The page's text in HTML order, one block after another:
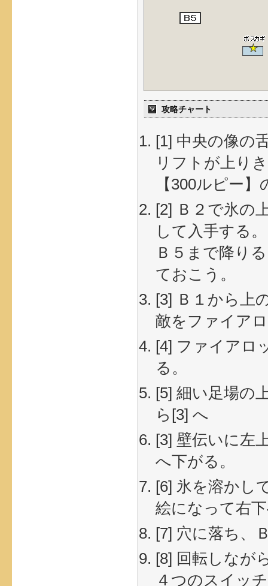
攻略チャート
[1] 中央の像の
リフトが上り
【300ルピー
[2] Ｂ２で氷の
して入手する。
Ｂ５まで降り
ておこう。
[3] Ｂ１から上
敵をファイア
[4] ファイアロ
る。
[5] 細い足場の
ら[3] へ
[3] 壁伝いに左
へ下がる。
[6] 氷を溶かし
絵になって右
[7] 穴に落ち、
[8] 回転しなが
４つのスイッ